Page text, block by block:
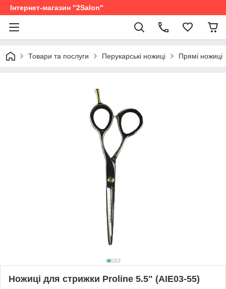
Інтернет-магазин "2Salon"
Товари та послуги Перукарські ножиці Прямі ножиці
Ножиці для стрижки Proline 5.5" (AIE03-55)